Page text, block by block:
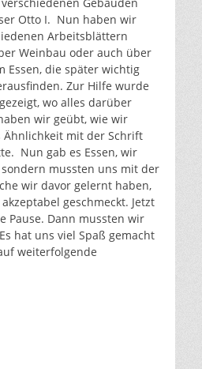
Gebäuden
Otto I. Nun haben wir
Arbeitsblättern
Weinbau oder auch über
Essen, die später wichtig
Zur Hilfe wurde
wo alles darüber
wir geübt, wie wir
Ähnlichkeit mit der Schrift
Nun gab es Essen, wir
mussten uns mit der
wir davor gelernt haben,
geschmeckt. Jetzt
Pause. Dann mussten wir
hat uns viel Spaß gemacht
weiterfolgende